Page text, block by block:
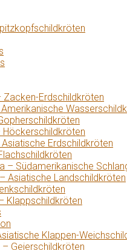
Erdschildkröten
Erdschildkröten
– Südamerikanische
Asiatische Landschildkröten
Klappschildkröten
Klappen-
Geierschildkröten